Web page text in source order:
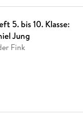
5. bis 10. Klasse:
Jung
Fink